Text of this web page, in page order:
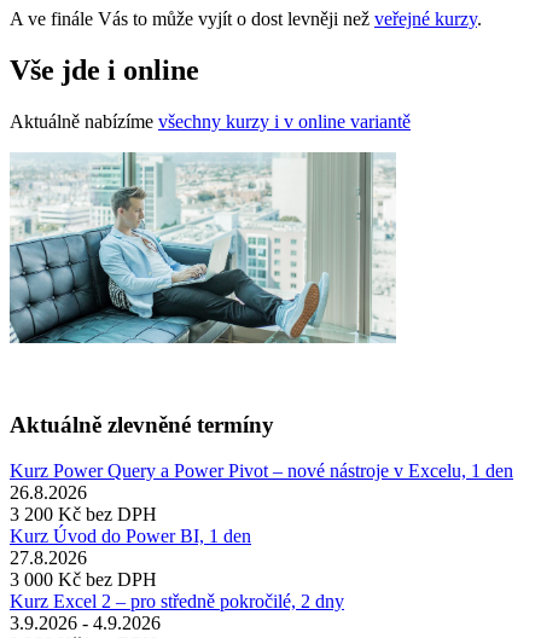
A ve finále Vás to může vyjít o dost levněji než veřejné kurzy.
Vše jde i online
Aktuálně nabízíme všechny kurzy i v online variantě
Aktuálně zlevněné termíny
Kurz Power Query a Power Pivot – nové nástroje v Excelu, 1 den
26.8.2026
3 200 Kč bez DPH
Kurz Úvod do Power BI, 1 den
27.8.2026
3 000 Kč bez DPH
Kurz Excel 2 – pro středně pokročilé, 2 dny
3.9.2026 - 4.9.2026